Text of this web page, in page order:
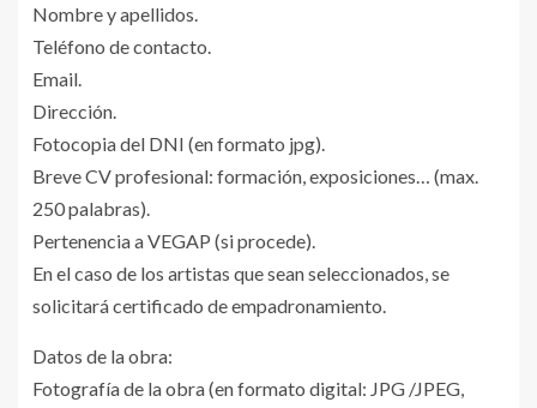
Nombre y apellidos.
Teléfono de contacto.
Email.
Dirección.
Fotocopia del DNI (en formato jpg).
Breve CV profesional: formación, exposiciones… (max.
250 palabras).
Pertenencia a VEGAP (si procede).
En el caso de los artistas que sean seleccionados, se
solicitará certificado de empadronamiento.
Datos de la obra:
Fotografía de la obra (en formato digital: JPG /JPEG,